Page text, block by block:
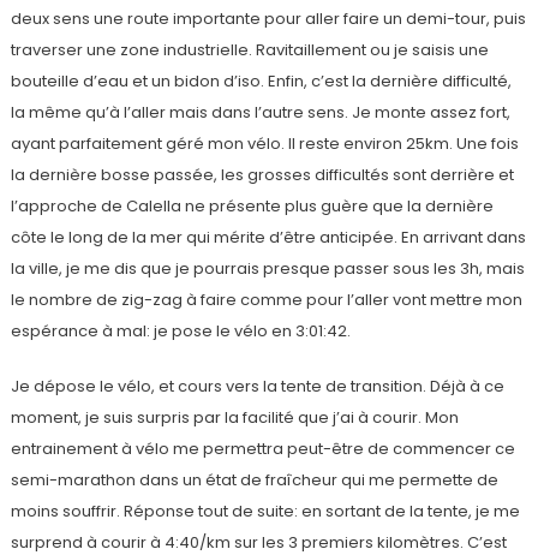
deux sens une route importante pour aller faire un demi-tour, puis
traverser une zone industrielle. Ravitaillement ou je saisis une
bouteille d’eau et un bidon d’iso. Enfin, c’est la dernière difficulté,
la même qu’à l’aller mais dans l’autre sens. Je monte assez fort,
ayant parfaitement géré mon vélo. Il reste environ 25km. Une fois
la dernière bosse passée, les grosses difficultés sont derrière et
l’approche de Calella ne présente plus guère que la dernière
côte le long de la mer qui mérite d’être anticipée. En arrivant dans
la ville, je me dis que je pourrais presque passer sous les 3h, mais
le nombre de zig-zag à faire comme pour l’aller vont mettre mon
espérance à mal: je pose le vélo en 3:01:42.
Je dépose le vélo, et cours vers la tente de transition. Déjà à ce
moment, je suis surpris par la facilité que j’ai à courir. Mon
entrainement à vélo me permettra peut-être de commencer ce
semi-marathon dans un état de fraîcheur qui me permette de
moins souffrir. Réponse tout de suite: en sortant de la tente, je me
surprend à courir à 4:40/km sur les 3 premiers kilomètres. C’est